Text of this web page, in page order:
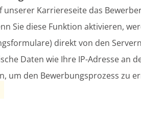
unserer Karriereseite das
Sie diese Funktion aktivieren,
direkt von den
Daten wie Ihre IP-Adresse an
um den Bewerbungsprozess zu